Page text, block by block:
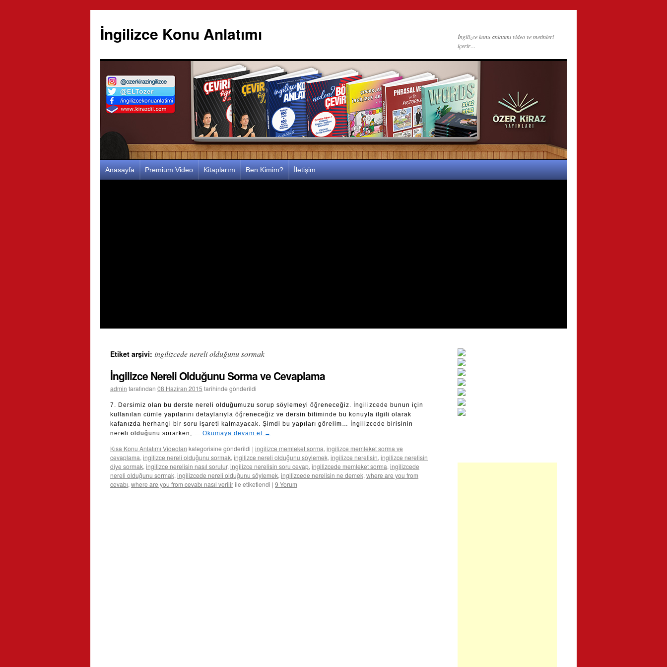
İngilizce Konu Anlatımı
İngilizce konu anlatımı video ve metinleri
içerir…
İçeriğe
Anasayfa Premium Video Kitaplarım Ben Kimim? İletişim
Etiket arşivi: ingilizcede nereli olduğunu sormak
İngilizce Nereli Olduğunu Sorma ve Cevaplama
admin tarafından 08 Haziran 2015 tarihinde gönderildi
7. Dersimiz olan bu derste nereli olduğumuzu sorup söylemeyi öğreneceğiz. İngilizcede bunun için
kullanılan cümle yapılarını detaylarıyla öğreneceğiz ve dersin bitiminde bu konuyla ilgili olarak
kafanızda herhangi bir soru işareti kalmayacak. Şimdi bu yapıları görelim… İngilizcede birisinin
nereli olduğunu sorarken, … Okumaya devam et →
Kısa Konu Anlatımı Videoları kategorisine gönderildi | ingilizce memleket sorma, ingilizce memleket sorma ve
cevaplama, ingilizce nereli olduğunu sormak, ingilizce nereli olduğunu söylemek, ingilizce nerelisin, ingilizce nerelisin
diye sormak, ingilizce nerelisin nasıl sorulur, ingilizce nerelisin soru cevap, ingilizcede memleket sorma, ingilizcede
nereli olduğunu sormak, ingilizcede nereli olduğunu söylemek, ingilizcede nerelisin ne demek, where are you from
cevabı, where are you from cevabı nasıl verilirile etiketlendi | 9 Yorum